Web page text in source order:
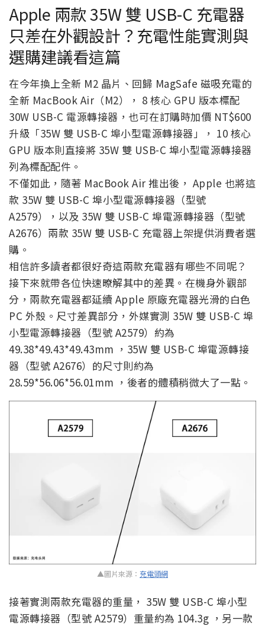
Apple 兩款 35W 雙 USB-C 充電器
只差在外觀設計？充電性能實測與
選購建議看這篇
在今年換上全新 M2 晶片、回歸 MagSafe 磁吸充電的
全新 MacBook Air（M2）， 8 核心 GPU 版本標配
30W USB-C 電源轉接器，也可在訂購時加價 NT$600
升級「35W 雙 USB-C 埠小型電源轉接器」， 10 核心
GPU 版本則直接將 35W 雙 USB-C 埠小型電源轉接器
列為標配配件。
不僅如此，隨著 MacBook Air 推出後， Apple 也將這
款 35W 雙 USB-C 埠小型電源轉接器（型號
A2579），以及 35W 雙 USB-C 埠電源轉接器（型號
A2676）兩款 35W 雙 USB-C 充電器上架提供消費者選
購。
相信許多讀者都很好奇這兩款充電器有哪些不同呢？
接下來就帶各位快速暸解其中的差異。在機身外觀部
分，兩款充電器都延續 Apple 原廠充電器光滑的白色
PC 外殼。尺寸差異部分，外媒實測 35W 雙 USB-C 埠
小型電源轉接器（型號 A2579）約為
49.38*49.43*49.43mm ，35W 雙 USB-C 埠電源轉接
器（型號 A2676）的尺寸則約為
28.59*56.06*56.01mm ，後者的體積稍微大了一點。
▲圖片來源： 充電頭網
接著實測兩款充電器的重量， 35W 雙 USB-C 埠小型
電源轉接器（型號 A2579）重量約為 104.3g ，另一款